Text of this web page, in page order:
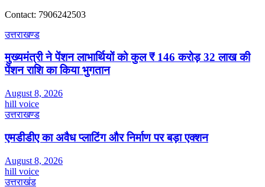
Contact: 7906242503
उत्तराखण्ड
मुख्यमंत्री ने पेंशन लाभार्थियों को कुल ₹ 146 करोड़ 32 लाख की
पेंशन राशि का किया भुगतान
August 8, 2026
hill voice
उत्तराखण्ड
एमडीडीए का अवैध प्लाटिंग और निर्माण पर बड़ा एक्शन
August 8, 2026
hill voice
उत्तराखंड